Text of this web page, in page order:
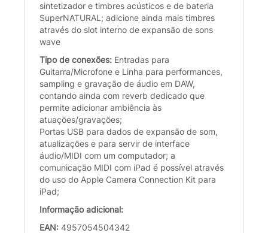
sintetizador e timbres acústicos e de bateria
SuperNATURAL; adicione ainda mais timbres
através do slot interno de expansão de sons
wave
Tipo de conexões: Entradas para
Guitarra/Microfone e Linha para performances,
sampling e gravação de áudio em DAW,
contando ainda com reverb dedicado que
permite adicionar ambiência às
atuações/gravações;
Portas USB para dados de expansão de som,
atualizações e para servir de interface
áudio/MIDI com um computador; a
comunicação MIDI com iPad é possível através
do uso do Apple Camera Connection Kit para
iPad;
Informação adicional:
EAN: 4957054504342